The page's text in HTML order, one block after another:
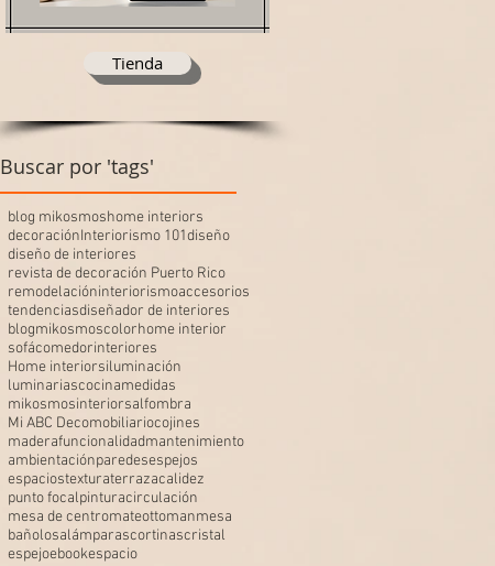
Tienda
Buscar por 'tags'
blog mikosmoshome interiors
decoraciónInteriorismo 101diseño
diseño de interiores
revista de decoración Puerto Rico
remodelacióninteriorismoaccesorios
tendenciasdiseñador de interiores
blogmikosmoscolorhome interior
sofácomedorinteriores
Home interiorsiluminación
luminariascocinamedidas
mikosmosinteriorsalfombra
Mi ABC Decomobiliariocojines
maderafuncionalidadmantenimiento
ambientaciónparedesespejos
espaciostexturaterrazacalidez
punto focalpinturacirculación
mesa de centromateottomanmesa
bañolosalámparascortinascristal
espejoebookespacio